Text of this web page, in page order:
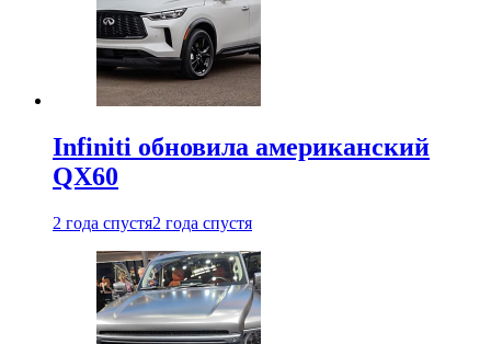
Infiniti обновила американский
QX60
2 года спустя2 года спустя